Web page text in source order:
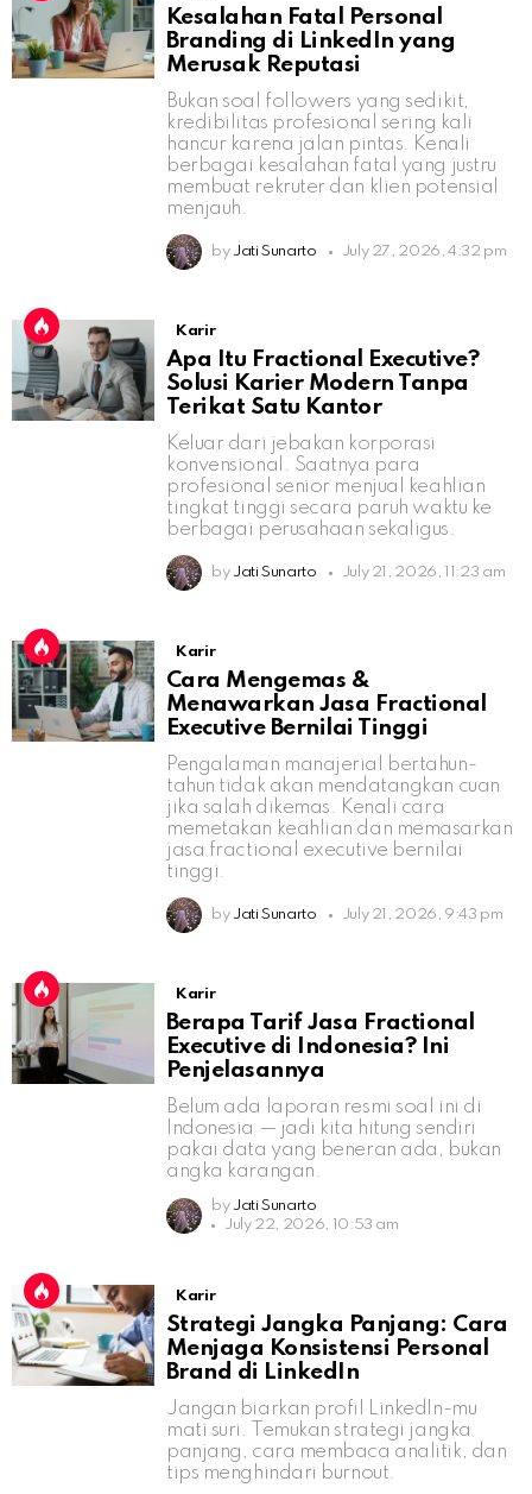
Kesalahan Fatal Personal
Branding di LinkedIn yang
Merusak Reputasi
Bukan soal followers yang sedikit,
kredibilitas profesional sering kali
hancur karena jalan pintas. Kenali
berbagai kesalahan fatal yang justru
membuat rekruter dan klien potensial
menjauh.
by Jati Sunarto July 27, 2026, 4:32 pm
Karir
Apa Itu Fractional Executive?
Solusi Karier Modern Tanpa
Terikat Satu Kantor
Keluar dari jebakan korporasi
konvensional. Saatnya para
profesional senior menjual keahlian
tingkat tinggi secara paruh waktu ke
berbagai perusahaan sekaligus.
by Jati Sunarto July 21, 2026, 11:23 am
Karir
Cara Mengemas &
Menawarkan Jasa Fractional
Executive Bernilai Tinggi
Pengalaman manajerial bertahun-
tahun tidak akan mendatangkan cuan
jika salah dikemas. Kenali cara
memetakan keahlian dan memasarkan
jasa fractional executive bernilai
tinggi.
by Jati Sunarto July 21, 2026, 9:43 pm
Karir
Berapa Tarif Jasa Fractional
Executive di Indonesia? Ini
Penjelasannya
Belum ada laporan resmi soal ini di
Indonesia — jadi kita hitung sendiri
pakai data yang beneran ada, bukan
angka karangan.
by Jati Sunarto
July 22, 2026, 10:53 am
Karir
Strategi Jangka Panjang: Cara
Menjaga Konsistensi Personal
Brand di LinkedIn
Jangan biarkan profil LinkedIn-mu
mati suri. Temukan strategi jangka
panjang, cara membaca analitik, dan
tips menghindari burnout.